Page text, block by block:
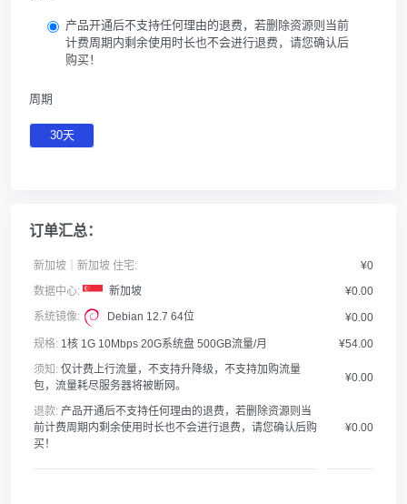
产品开通后不支持任何理由的退费，若删除资源则当前
计费周期内剩余使用时长也不会进行退费，请您确认后
购买！
周期
30天
订单汇总：
新加坡｜新加坡 住宅:
¥0
数据中心:
新加坡 ¥0.00
系统镜像: Debian 12.7 64位 ¥0.00
规格: 1核 1G 10Mbps 20G系统盘 500GB流量/月
¥54.00
须知: 仅计费上行流量，不支持升降级，不支持加购流量
包，流量耗尽服务器将被断网。
¥0.00
退款: 产品开通后不支持任何理由的退费，若删除资源则当
前计费周期内剩余使用时长也不会进行退费，请您确认后购
买！
¥0.00